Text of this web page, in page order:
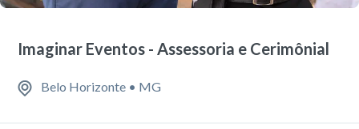
Imaginar Eventos - Assessoria e Cerimônial
Belo Horizonte • MG